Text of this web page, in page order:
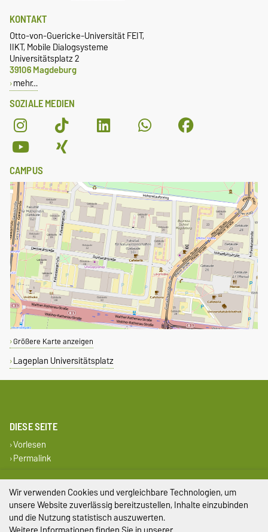
SOZIALE MEDIEN
KONTAKT
Otto-von-Guericke-Universität FEIT,
IIKT, Mobile Dialogsysteme
Universitätsplatz 2
39106 Magdeburg
mehr…
CAMPUS
Größere Karte anzeigen
Lageplan Universitätsplatz
DIESE SEITE
Vorlesen
Permalink
Impressum
Datenschutz
Wir verwenden Cookies und vergleichbare Technologien, um
unsere Website zuverlässig bereitzustellen, Inhalte einzubinden
und die Nutzung statistisch auszuwerten.